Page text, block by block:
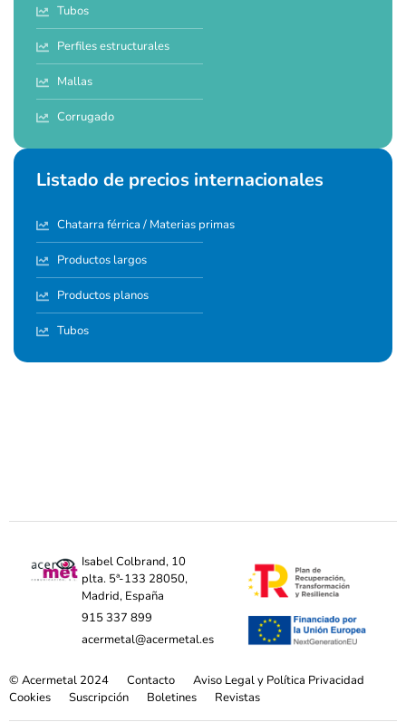
Tubos
Perfiles estructurales
Mallas
Corrugado
Listado de precios internacionales
Chatarra férrica / Materias primas
Productos largos
Productos planos
Tubos
Isabel Colbrand, 10
plta. 5ª-133 28050,
Madrid, España
915 337 899
acermetal@acermetal.es
© Acermetal 2024 Contacto
Aviso Legal y Política Privacidad
Cookies
Suscripción Boletines Revistas